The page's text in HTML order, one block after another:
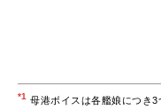
*1 母港ボイスは各艦娘につき